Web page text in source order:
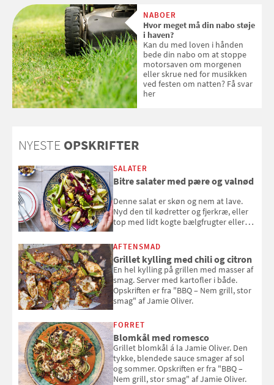
med SPF kan erstatte
solcreme, når man bevæger
sig ud i solen
NABOER
Hvor meget må din nabo støje
i haven?
Kan du med loven i hånden
bede din nabo om at stoppe
motorsaven om morgenen
eller skrue ned for musikken
ved festen om natten? Få svar
her
NYESTE OPSKRIFTER
SALATER
Bitre salater med pære og valnød
Denne salat er skøn og nem at lave.
Nyd den til kødretter og fjerkræ, eller
top med lidt kogte bælgfrugter eller
selvstændigt måltid. Opskriften er fra
Louisa Lorangs kogebog "Salat".
AFTENSMAD
Grillet kylling med chili og citron
En hel kylling på grillen med masser af
smag. Server med kartofler i både.
Opskriften er fra "BBQ – Nem grill, stor
smag" af Jamie Oliver.
FORRET
Blomkål med romesco
Grillet blomkål á la Jamie Oliver. Den
tykke, blendede sauce smager af sol
og sommer. Opskriften er fra "BBQ –
Nem grill, stor smag" af Jamie Oliver.